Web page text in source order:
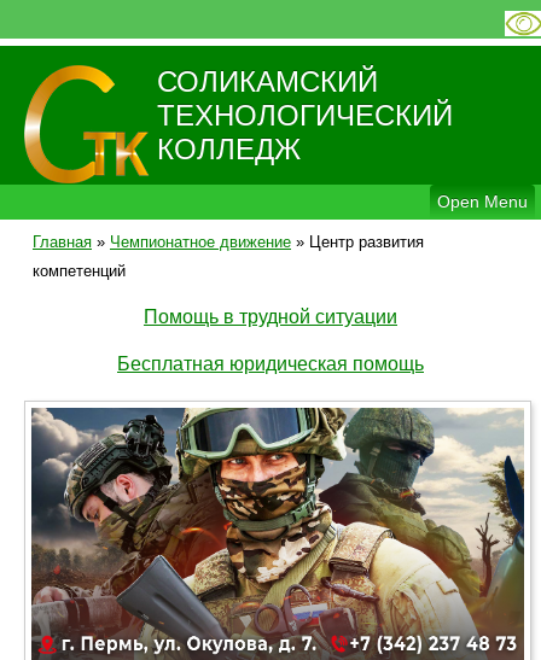
СОЛИКАМСКИЙ
ТЕХНОЛОГИЧЕСКИЙ
КОЛЛЕДЖ
Open Menu
Главная » Чемпионатное движение » Центр развития
компетенций
Помощь в трудной ситуации
Бесплатная юридическая помощь